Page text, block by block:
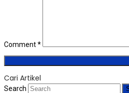
Comment*
Cari Artikel
Search